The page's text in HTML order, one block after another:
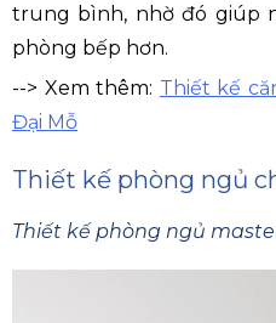
trung bình, nhờ đó giúp
phòng bếp hơn.
--> Xem thêm: Thiết kế
Đại Mỗ
Thiết kế phòng ngủ
Thiết kế phòng ngủ